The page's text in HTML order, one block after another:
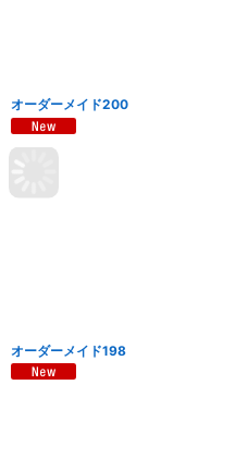
オーダーメイド200
オーダーメイド198